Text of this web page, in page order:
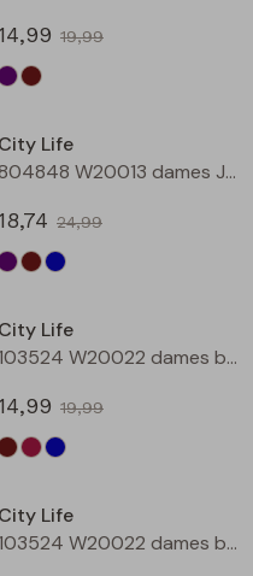
19,99
City Life
804848 W20013 dames Jurk Bruin
24,99
City Life
103524 W20022 dames bloese km Bruin donker
19,99
City Life
103524 W20022 dames bloese km Marine